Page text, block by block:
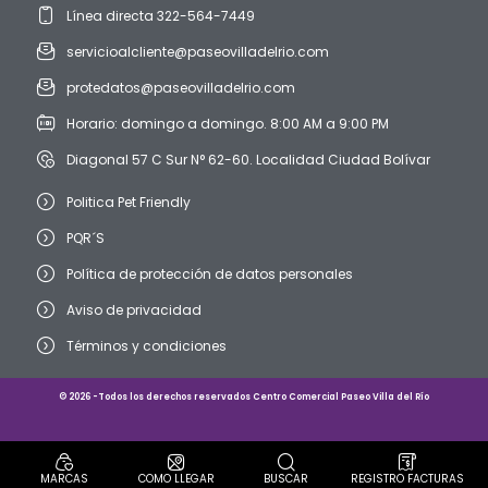
Línea directa 322-564-7449
servicioalcliente@paseovilladelrio.com
protedatos@paseovilladelrio.com
Horario: domingo a domingo. 8:00 AM a 9:00 PM
Diagonal 57 C Sur N° 62-60. Localidad Ciudad Bolívar
Politica Pet Friendly
PQR´S
Política de protección de datos personales
Aviso de privacidad
Términos y condiciones
MARCAS COMO LLEGAR BUSCAR REGISTRO FACTURAS
© 2026 -Todos los derechos reservados Centro Comercial Paseo Villa del Río